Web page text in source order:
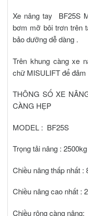
Xe nâng tay BF25S
bơm mỡ bôi trơn trên
bảo dưỡng dễ dàng .
Trên khung càng xe
chữ MISULIFT để đảm
THÔNG SỐ XE
CÀNG HẸP
MODEL : BF25S
Trọng tải nâng : 2500kg
Chiều nâng thấp nhất :
Chiều nâng cao nhất :
Chiều rộng càng